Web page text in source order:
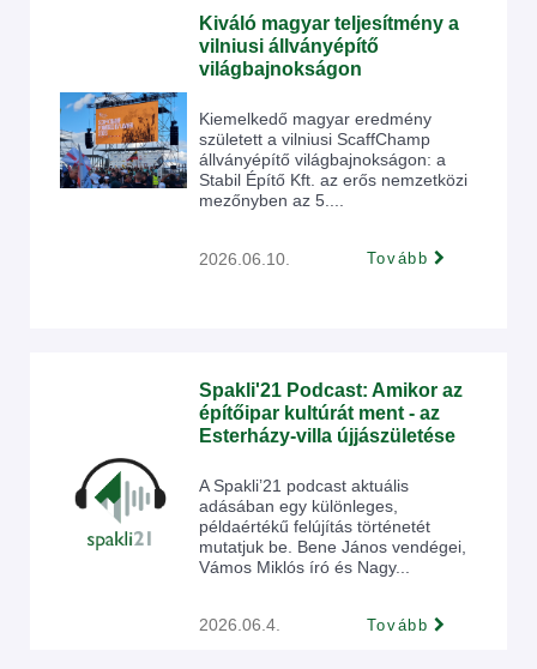
Kiváló magyar teljesítmény a
vilniusi állványépítő
világbajnokságon
2026.06.10.
Kiemelkedő magyar eredmény
született a vilniusi ScaffChamp
állványépítő világbajnokságon: a
Stabil Építő Kft. az erős nemzetközi
mezőnyben az 5....
Tovább
Spakli'21 Podcast: Amikor az
építőipar kultúrát ment - az
Esterházy-villa újjászületése
2026.06.4.
A Spakli’21 podcast aktuális
adásában egy különleges,
példaértékű felújítás történetét
mutatjuk be. Bene János vendégei,
Vámos Miklós író és Nagy...
Tovább